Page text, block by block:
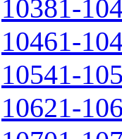
10381-
10461-
10541-
10621-